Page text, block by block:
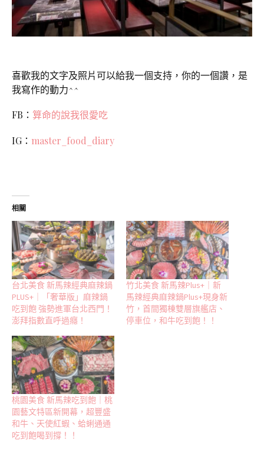
喜歡我的文字及照片可以給我一個支持，你的一個讚，是
我寫作的動力^^
FB： 算命的說我很愛吃
IG： master_food_diary
相關
台北美食 新馬辣經典麻辣鍋
PLUS+｜「奢華版」麻辣鍋
吃到飽 強勢進軍台北西門！
澎拜指數直呼過癮！
竹北美食 新馬辣Plus+｜新
馬辣經典麻辣鍋Plus+現身新
竹，首間獨棟雙層旗艦店、
停車位，和牛吃到飽！！
桃園美食 新馬辣吃到飽｜桃
園藝文特區新開幕，超豐盛
和牛、天使紅蝦、蛤蜊通通
吃到飽喝到撐！！